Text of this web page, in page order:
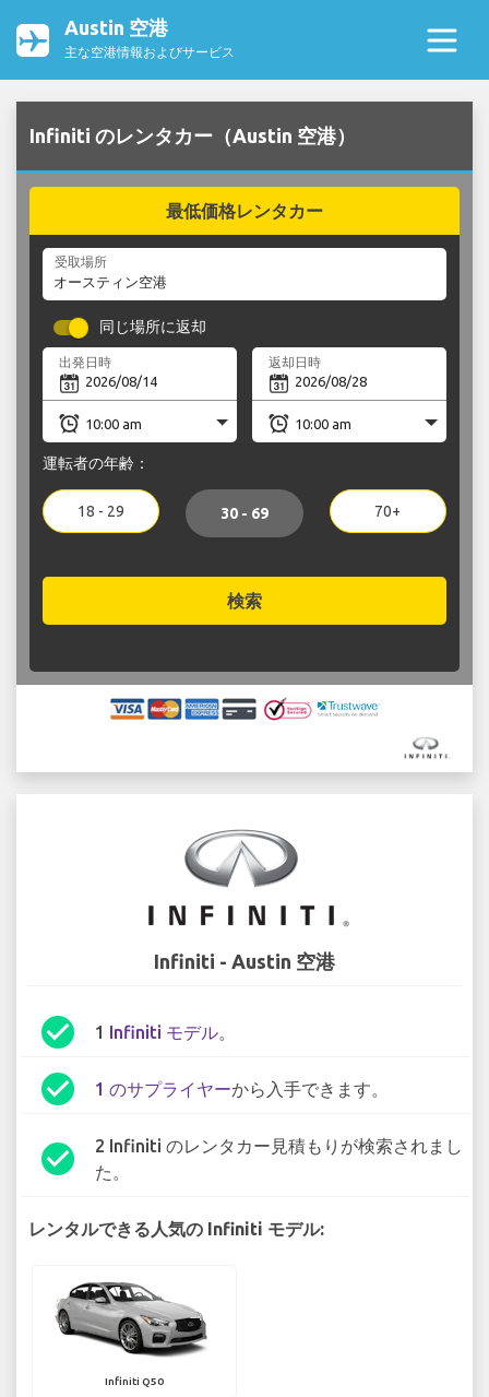
Austin 空港
主な空港情報およびサービス
Infiniti のレンタカー（Austin 空港）
最低価格レンタカー
受取場所
同じ場所に返却
出発日時 返却日時
運転者の年齢：
18 - 29 30 - 69 70+
検索
Infiniti - Austin 空港
check_circle 1 Infiniti モデル。
check_circle 1 のサプライヤーから入手できます。
check_circle
2 Infiniti のレンタカー見積もりが検索されまし
た。
レンタルできる人気の Infiniti モデル:
Infiniti Q50